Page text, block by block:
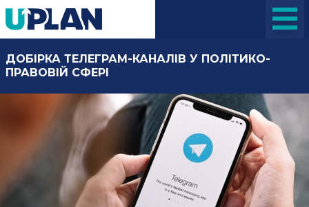
ДОБІРКА ТЕЛЕГРАМ-КАНАЛІВ У ПОЛІТИКО-
ПРАВОВІЙ СФЕРІ